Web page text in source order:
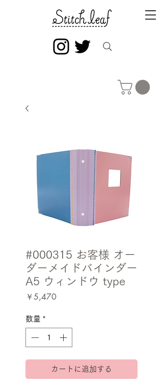
#000315 お客様 オー
ダーメイドバインダー
A5 ウィンドウ type
￥5,470価
数量 *
カートに追加する